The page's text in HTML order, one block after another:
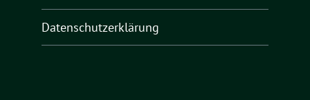
Datenschutzerklärung